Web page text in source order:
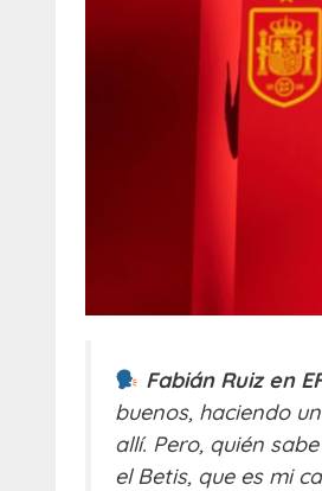
Fabián Ruiz en
buenos, haciendo
allí. Pero, quién
el Betis, que es mi